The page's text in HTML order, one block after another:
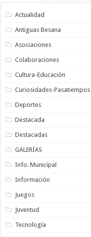
Actualidad
Antiguas Besana
Asociaciones
Colaboraciones
Cultura-Educación
Curiosidades-Pasatiempos
Deportes
Destacada
Destacadas
GALERÍAS
Info. Municipal
Información
Juegos
Juventud
Tecnología